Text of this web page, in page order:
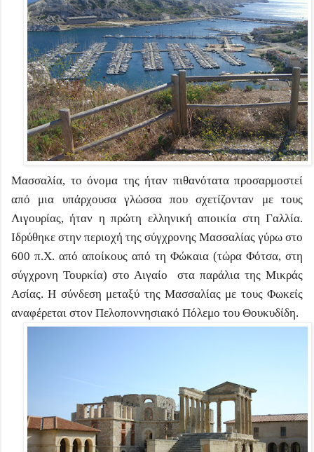
Μασσαλία, το όνομα της ήταν πιθανότατα προσαρμοστεί
από μια υπάρχουσα γλώσσα που σχετίζονταν με τους
Λιγουρίας, ήταν η πρώτη ελληνική αποικία στη Γαλλία.
Ιδρύθηκε στην περιοχή της σύγχρονης Μασσαλίας γύρω στο
600 π.Χ. από αποίκους από τη Φώκαια (τώρα Φότσα, στη
σύγχρονη Τουρκία) στο Αιγαίο στα παράλια της Μικράς
Ασίας. Η σύνδεση μεταξύ της Μασσαλίας με τους Φωκείς
αναφέρεται στον Πελοποννησιακό Πόλεμο του Θουκυδίδη.